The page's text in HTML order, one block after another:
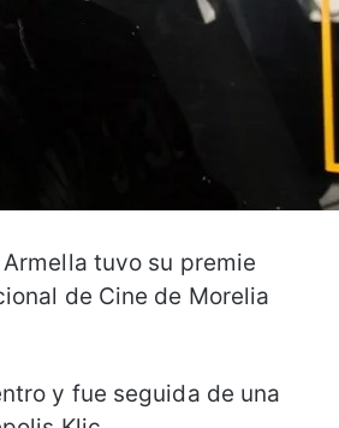
tuvo su premie
de Cine de Morelia
y fue seguida de una